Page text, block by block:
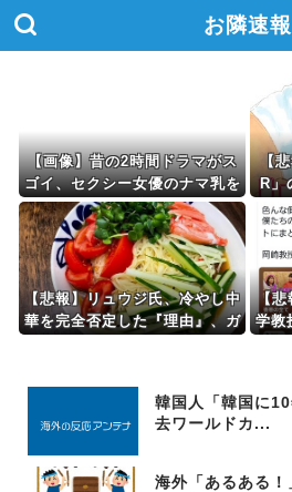
お隣速報
【画像】昔の2時間ドラマがス
ゴイ、セクシー女優のナマ乳を
モロ流し
【
R」
何
【悲報】リュウジ氏、冷やし中
華を完全否定した『理由』、ガ
【悲
学教
韓国人「韓国に
去ワールドカ...
海外「あるある！